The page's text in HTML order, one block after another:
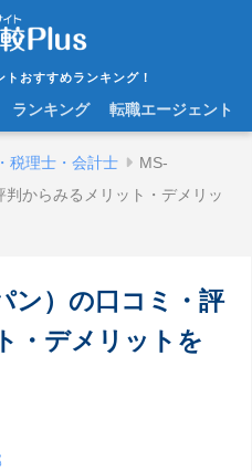
おすすめランキング！
ランキング 転職エージェント
税理士・会計士
MS-
からみるメリット・デメリッ
ン）の口コミ・評
・デメリットを